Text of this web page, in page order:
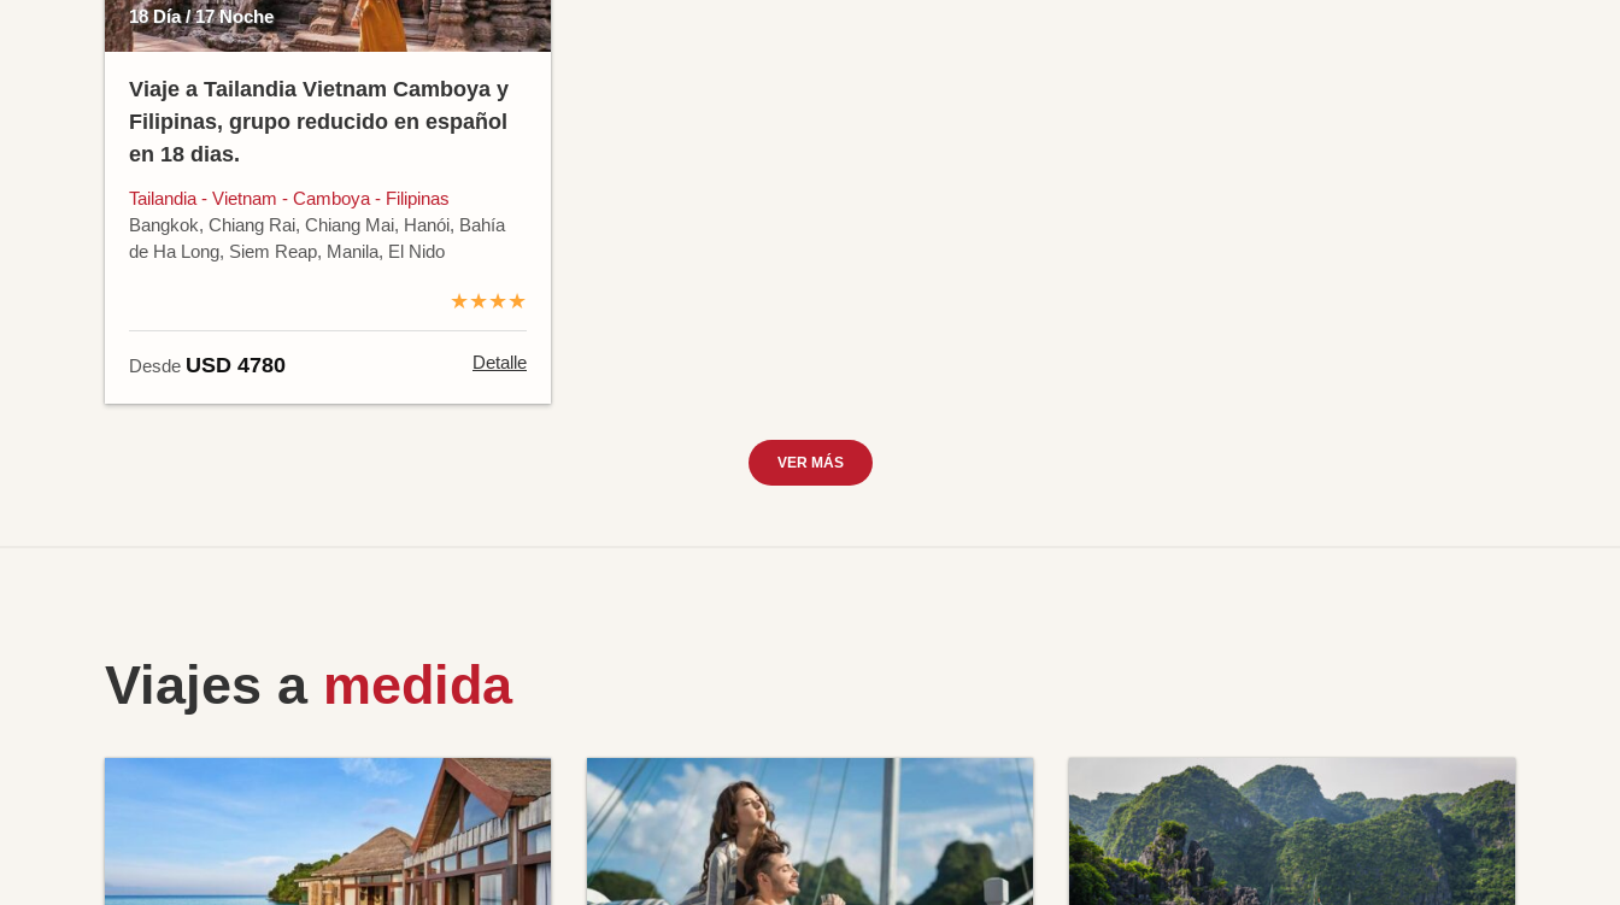
18 Día / 17 Noche
Viaje a Tailandia Vietnam Camboya y
Filipinas, grupo reducido en español
en 18 dias.
Tailandia - Vietnam - Camboya - Filipinas
Bangkok, Chiang Rai, Chiang Mai, Hanói, Bahía
de Ha Long, Siem Reap, Manila, El Nido
★★★★
Desde USD 4780 Detalle
VER MÁS
Viajes a medida